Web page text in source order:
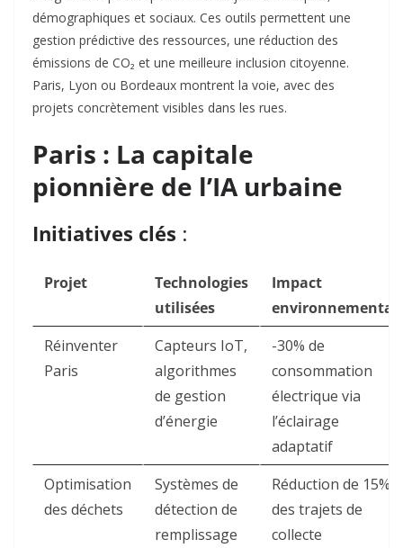
démographiques et sociaux. Ces outils permettent une
gestion prédictive des ressources, une réduction des
émissions de CO₂ et une meilleure inclusion citoyenne.
Paris, Lyon ou Bordeaux montrent la voie, avec des
projets concrètement visibles dans les rues.
Paris : La capitale
pionnière de l’IA urbaine
Initiatives clés :
Projet
Technologies
utilisées
Impact
environnemental
Réinventer
Paris
Capteurs IoT,
algorithmes
de gestion
d’énergie
-30% de
consommation
électrique via
l’éclairage
adaptatif
Optimisation
des déchets
Systèmes de
détection de
remplissage
Réduction de 15%
des trajets de
collecte